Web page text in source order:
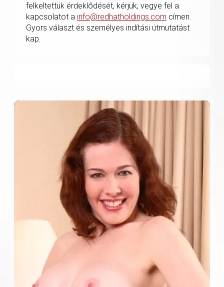
felkeltettük érdeklődését, kérjük, vegye fel a
kapcsolatot a info@redhatholdings.com címen.
Gyors választ és személyes indítási útmutatást
kap.